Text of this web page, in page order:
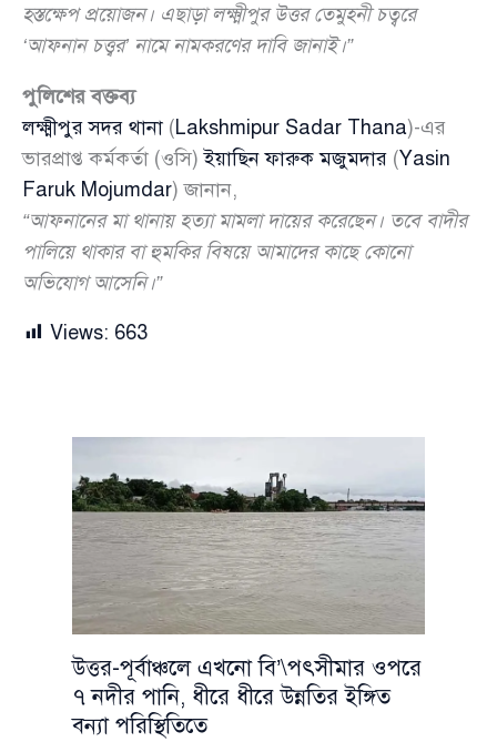
হস্তক্ষেপ প্রয়োজন। এছাড়া লক্ষ্মীপুর উত্তর তেমুহনী চত্বরে
‘আফনান চত্ত্বর’ নামে নামকরণের দাবি জানাই।”
পুলিশের বক্তব্য
লক্ষ্মীপুর সদর থানা (Lakshmipur Sadar Thana)-এর
ভারপ্রাপ্ত কর্মকর্তা (ওসি)ইয়াছিন ফারুক মজুমদার (Yasin
Faruk Mojumdar) জানান,
“আফনানের মা থানায় হত্যা মামলা দায়ের করেছেন। তবে বাদীর
পালিয়ে থাকার বা হুমকির বিষয়ে আমাদের কাছে কোনো
অভিযোগ আসেনি।”
Views: 663
উত্তর-পূর্বাঞ্চলে এখনো বি’\পৎসীমার ওপরে
৭ নদীর পানি, ধীরে ধীরে উন্নতির ইঙ্গিত
বন্যা পরিস্থিতিতে